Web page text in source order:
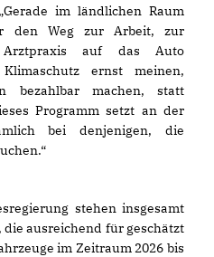
im ländlichen Raum
den Weg zur Arbeit, zur
auf das Auto
ernst meinen,
bezahlbar machen, statt
Programm setzt an der
bei denjenigen, die
stehen insgesamt
ausreichend für geschätzt
im Zeitraum 2026 bis